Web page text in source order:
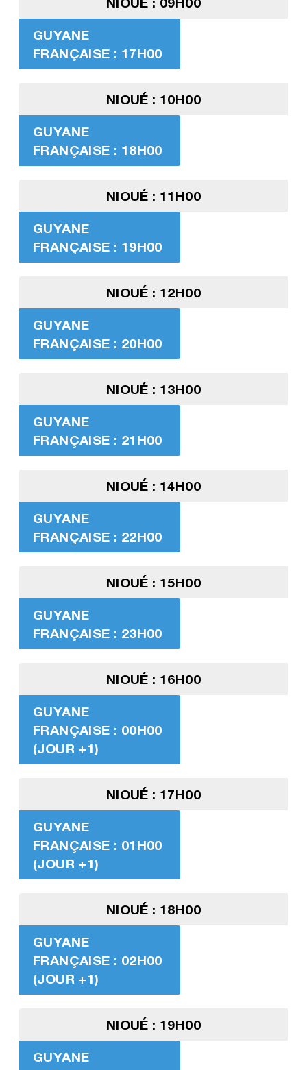
GUYANE
FRANÇAISE : 17H00
NIOUÉ : 10H00
GUYANE
FRANÇAISE : 18H00
NIOUÉ : 11H00
GUYANE
FRANÇAISE : 19H00
NIOUÉ : 12H00
GUYANE
FRANÇAISE : 20H00
NIOUÉ : 13H00
GUYANE
FRANÇAISE : 21H00
NIOUÉ : 14H00
GUYANE
FRANÇAISE : 22H00
NIOUÉ : 15H00
GUYANE
FRANÇAISE : 23H00
NIOUÉ : 16H00
GUYANE
FRANÇAISE : 00H00
(JOUR +1)
NIOUÉ : 17H00
GUYANE
FRANÇAISE : 01H00
(JOUR +1)
NIOUÉ : 18H00
GUYANE
FRANÇAISE : 02H00
(JOUR +1)
NIOUÉ : 19H00
GUYANE